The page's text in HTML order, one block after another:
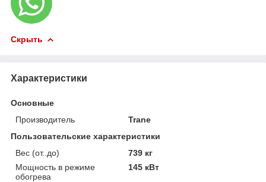
Скрыть
Характеристики
Основные
Производитель
Trane
Пользовательские характеристики
Вес (от..до)
739 кг
Мощность в режиме
обогрева
145 кВт